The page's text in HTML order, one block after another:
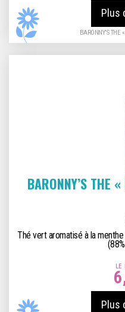
Plus
BARONNY’S
BARONNY’S THE
Thé vert aromatisé à la
LE
Plus